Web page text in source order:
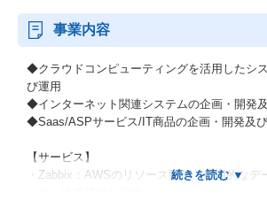
事業内容
◆クラウドコンピューティングを活用したシ
び運用
◆インターネット関連システムの企画・開発
◆Saas/ASPサービス/IT商品の企画・開発及
【サービス】
・Zabbix：AWSのリソース監視、長期的なデ